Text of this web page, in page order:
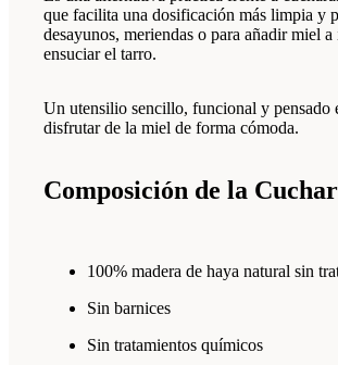
que facilita una dosificación más limpia y
desayunos, meriendas o para añadir miel
ensuciar el tarro.
Un utensilio sencillo, funcional y pensado
disfrutar de la miel de forma cómoda.
Composición de la
100% madera de haya natural sin
Sin barnices
Sin tratamientos químicos